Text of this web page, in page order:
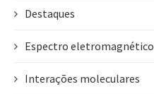
Destaques
Espectro eletromagnético
Interações moleculares